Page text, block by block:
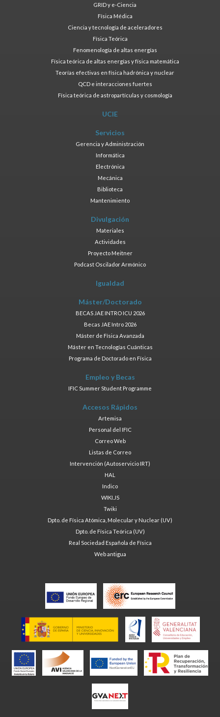
GRID y e-Ciencia
Física Médica
Ciencia y tecnología de aceleradores
Física Teórica
Fenomenología de altas energías
Física teórica de altas energías y física matemática
Teorías efectivas en física hadrónica y nuclear
QCD e interacciones fuertes
Física teórica de astropartículas y cosmología
UCIE
Servicios
Gerencia y Administración
Informática
Electrónica
Mecánica
Biblioteca
Mantenimiento
Divulgación
Materiales
Actividades
Proyecto Meitner
Podcast Oscilador Armónico
Igualdad
Máster/Doctorado
BECAS JAE INTRO ICU 2026
Becas JAE Intro 2026
Máster de Física Avanzada
Máster en Tecnologías Cuánticas
Programa de Doctorado en Física
Empleo y Becas
IFIC Summer Student Programme
Accesos Rápidos
Artemisa
Personal del IFIC
Correo Web
Listas de Correo
Intervención (Autoservicio IRT)
HAL
Indico
WIKI.JS
Twiki
Dpto. de Física Atómica, Molecular y Nuclear (UV)
Dpto. de Física Teórica (UV)
Real Sociedad Española de Física
Web antigua